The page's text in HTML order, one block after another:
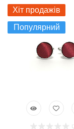
Хіт продажів
Популярний